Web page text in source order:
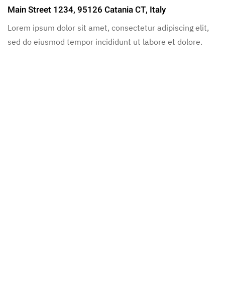
Main Street 1234, 95126 Catania CT, Italy
Lorem ipsum dolor sit amet, consectetur adipiscing elit,
sed do eiusmod tempor incididunt ut labore et dolore.